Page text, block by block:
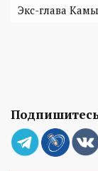
Экс-глава